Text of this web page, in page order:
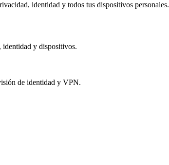
identidad y todos tus dispositivos personales.​
y dispositivos.
de identidad y VPN.